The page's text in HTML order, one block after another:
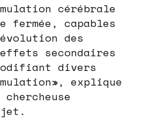
cérébrale
fermée, capables
des
secondaires
divers
explique